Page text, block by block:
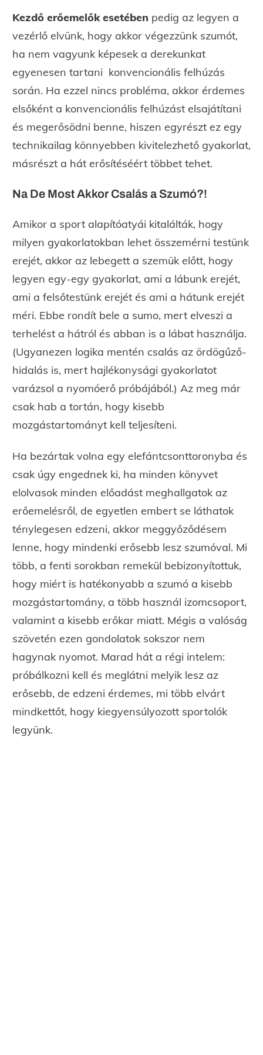
Kezdő erőemelők esetében pedig az legyen a
vezérlő elvünk, hogy akkor végezzünk szumót,
ha nem vagyunk képesek a derekunkat
egyenesen tartani konvencionális felhúzás
során. Ha ezzel nincs probléma, akkor érdemes
elsőként a konvencionális felhúzást elsajátítani
és megerősödni benne, hiszen egyrészt ez egy
technikailag könnyebben kivitelezhető gyakorlat,
másrészt a hát erősítéséért többet tehet.
Na De Most Akkor Csalás a Szumó?!
Amikor a sport alapítóatyái kitalálták, hogy
milyen gyakorlatokban lehet összemérni testünk
erejét, akkor az lebegett a szemük előtt, hogy
legyen egy-egy gyakorlat, ami a lábunk erejét,
ami a felsőtestünk erejét és ami a hátunk erejét
méri. Ebbe rondít bele a sumo, mert elveszi a
terhelést a hátról és abban is a lábat használja.
(Ugyanezen logika mentén csalás az ördögűző-
hidalás is, mert hajlékonysági gyakorlatot
varázsol a nyomóerő próbájából.) Az meg már
csak hab a tortán, hogy kisebb
mozgástartományt kell teljesíteni.
Ha bezártak volna egy elefántcsonttoronyba és
csak úgy engednek ki, ha minden könyvet
elolvasok minden előadást meghallgatok az
erőemelésről, de egyetlen embert se láthatok
ténylegesen edzeni, akkor meggyőződésem
lenne, hogy mindenki erősebb lesz szumóval. Mi
több, a fenti sorokban remekül bebizonyítottuk,
hogy miért is hatékonyabb a szumó a kisebb
mozgástartomány, a több használ izomcsoport,
valamint a kisebb erőkar miatt. Mégis a valóság
szövetén ezen gondolatok sokszor nem
hagynak nyomot. Marad hát a régi intelem:
próbálkozni kell és meglátni melyik lesz az
erősebb, de edzeni érdemes, mi több elvárt
mindkettőt, hogy kiegyensúlyozott sportolók
legyünk.